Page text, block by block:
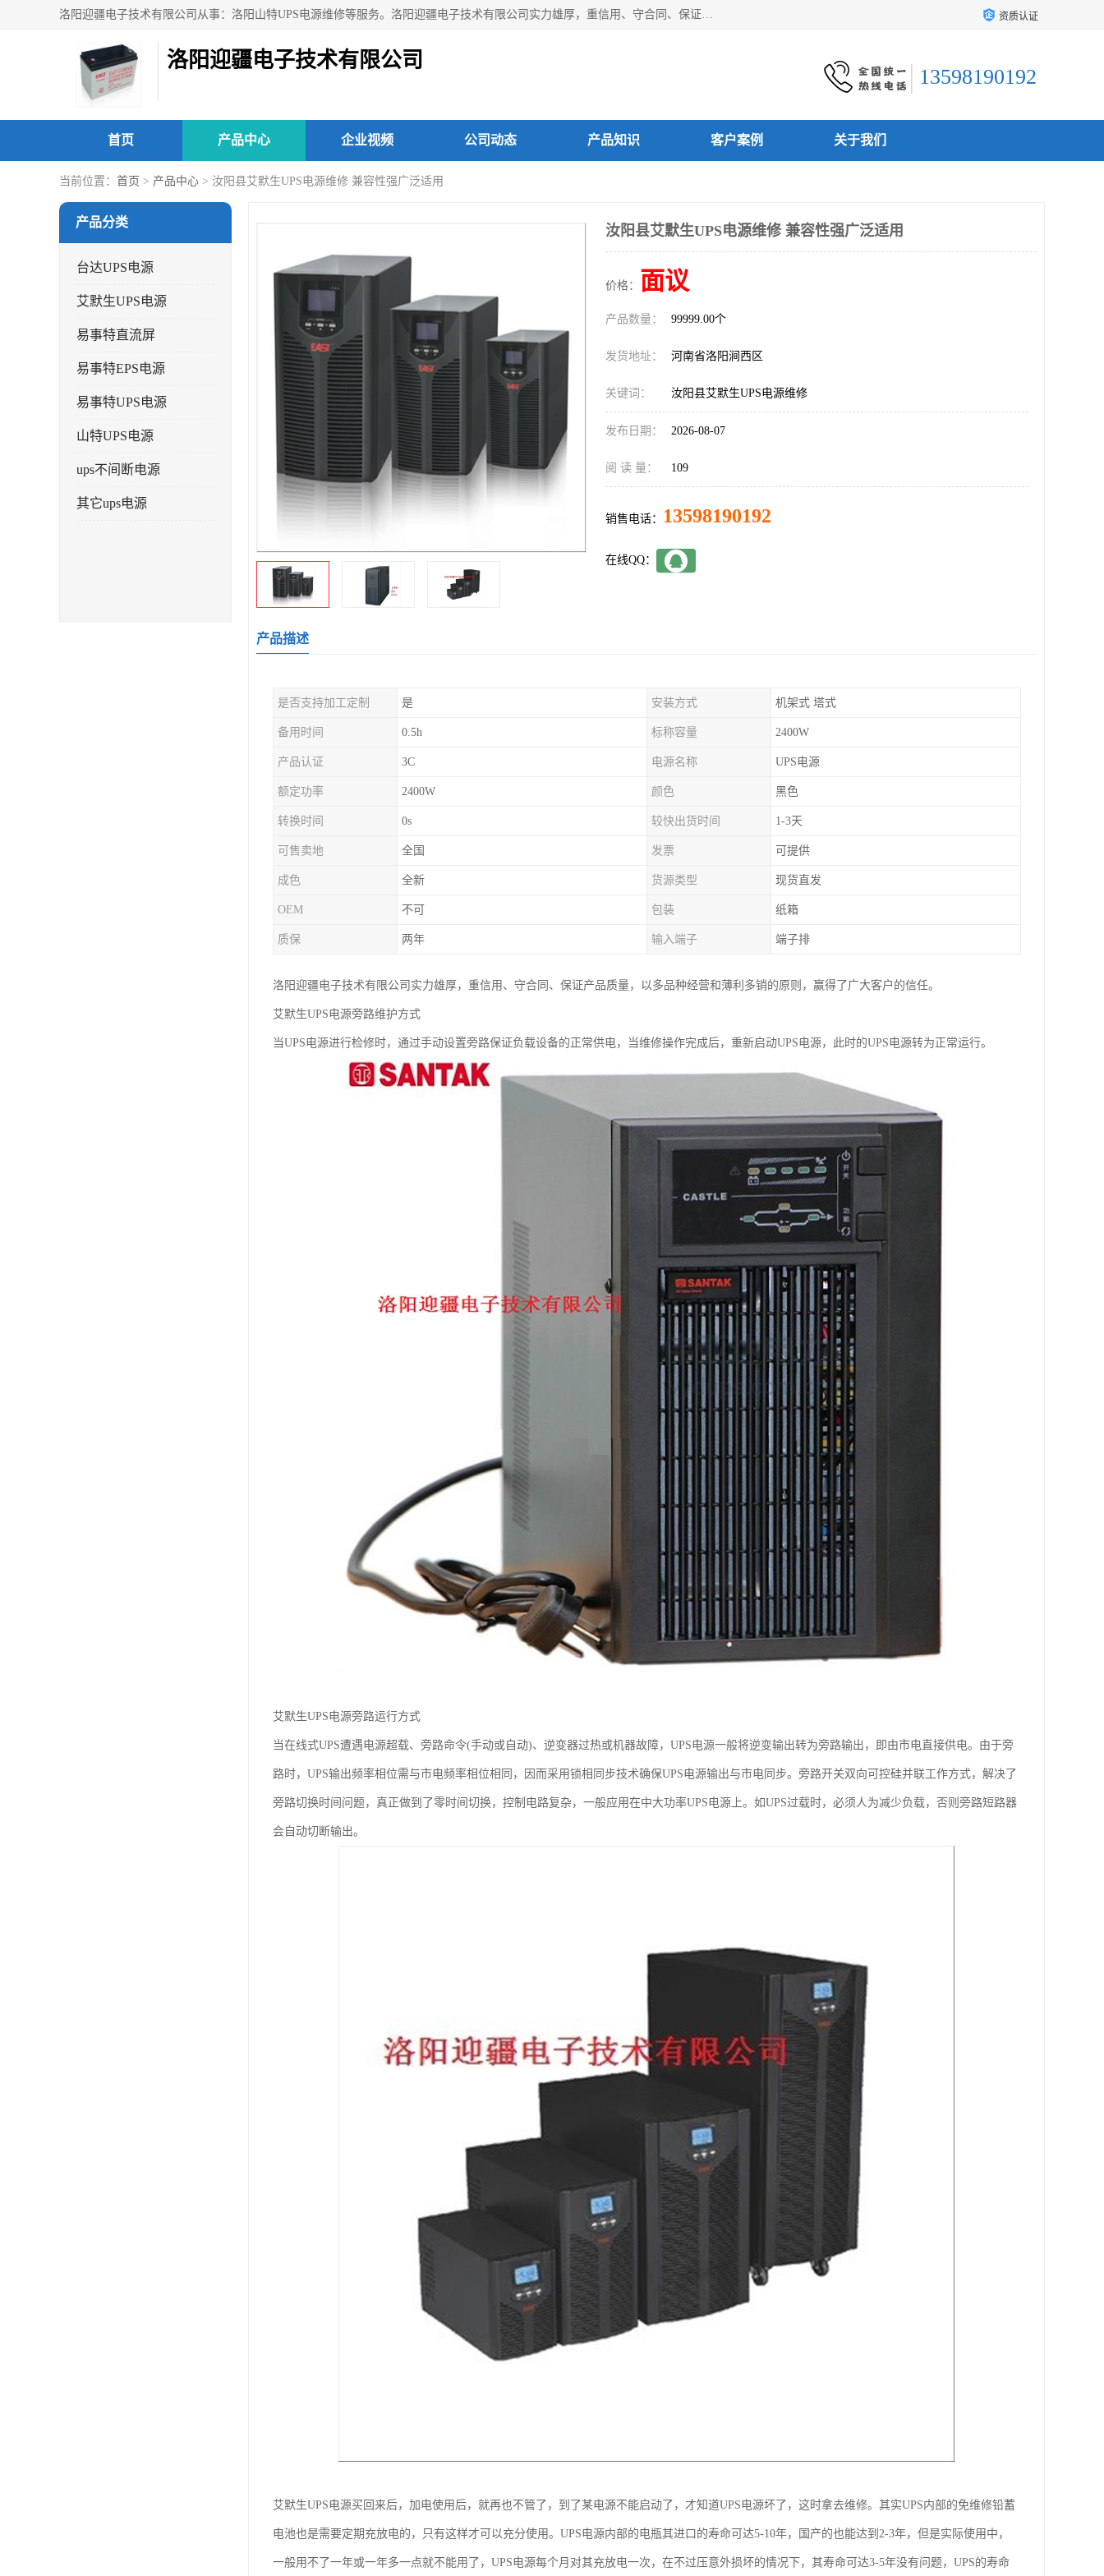
洛阳迎疆电子技术有限公司从事：洛阳山特UPS电源维修等服务。洛阳迎疆电子技术有限公司实力雄厚，重信用、守合同、保证产品质量，以多品种经营特色和薄利多销的原则，赢得了广大客户的信任。公司的宗旨——用服务求发展，用质量求生存！ 资质认证
洛阳迎疆电子技术有限公司
13598190192
首页 产品中心 企业视频 公司动态 产品知识 客户案例 关于我们
当前位置： 首页 > 产品中心 > 汝阳县艾默生UPS电源维修 兼容性强广泛适用
产品分类
台达UPS电源
艾默生UPS电源
易事特直流屏
易事特EPS电源
易事特UPS电源
山特UPS电源
ups不间断电源
其它ups电源
汝阳县艾默生UPS电源维修 兼容性强广泛适用
价格： 面议
产品数量： 99999.00个
发货地址： 河南省洛阳涧西区
关键词： 汝阳县艾默生UPS电源维修
发布日期： 2026-08-07
阅 读 量： 109
销售电话： 13598190192
在线QQ：
产品描述
是否支持加工定制 是 安装方式 机架式 塔式
备用时间 0.5h 标称容量 2400W
产品认证 3C 电源名称 UPS电源
额定功率 2400W 颜色 黑色
转换时间 0s 较快出货时间 1-3天
可售卖地 全国 发票 可提供
成色 全新 货源类型 现货直发
OEM 不可 包装 纸箱
质保 两年 输入端子 端子排
洛阳迎疆电子技术有限公司实力雄厚，重信用、守合同、保证产品质量，以多品种经营和薄利多销的原则，赢得了广大客户的信任。
艾默生UPS电源旁路维护方式
当UPS电源进行检修时，通过手动设置旁路保证负载设备的正常供电，当维修操作完成后，重新启动UPS电源，此时的UPS电源转为正常运行。
艾默生UPS电源旁路运行方式
当在线式UPS遭遇电源超载、旁路命令(手动或自动)、逆变器过热或机器故障，UPS电源一般将逆变输出转为旁路输出，即由市电直接供电。由于旁
路时，UPS输出频率相位需与市电频率相位相同，因而采用锁相同步技术确保UPS电源输出与市电同步。旁路开关双向可控硅并联工作方式，解决了
旁路切换时间问题，真正做到了零时间切换，控制电路复杂，一般应用在中大功率UPS电源上。如UPS过载时，必须人为减少负载，否则旁路短路器
会自动切断输出。
艾默生UPS电源买回来后，加电使用后，就再也不管了，到了某电源不能启动了，才知道UPS电源坏了，这时拿去维修。其实UPS内部的免维修铅蓄
电池也是需要定期充放电的，只有这样才可以充分使用。UPS电源内部的电瓶其进口的寿命可达5-10年，国产的也能达到2-3年，但是实际使用中，
一般用不了一年或一年多一点就不能用了，UPS电源每个月对其充放电一次，在不过压意外损坏的情况下，其寿命可达3-5年没有问题，UPS的寿命